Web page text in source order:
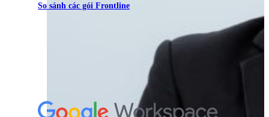
So sánh các gói Frontline